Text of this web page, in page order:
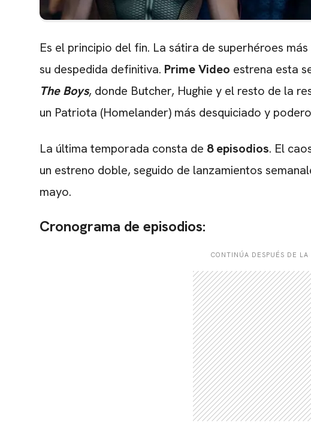
Es el principio del fin. La sátira de superhéroes
su despedida definitiva. Prime Video estrena esta
The Boys, donde Butcher, Hughie y el resto de la
un Patriota (Homelander) más desquiciado y
La última temporada consta de 8 episodios. El
un estreno doble, seguido de lanzamientos
mayo.
Cronograma de episodios:
CONTINÚA DESPUÉS DE LA